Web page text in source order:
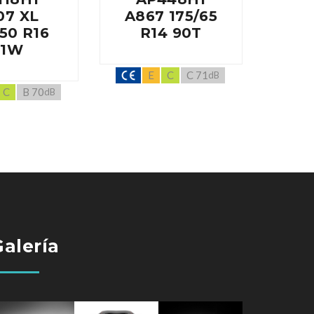
XL
R16
C B 70dB
A867 175/65
R14 90T
E C C 71 dB